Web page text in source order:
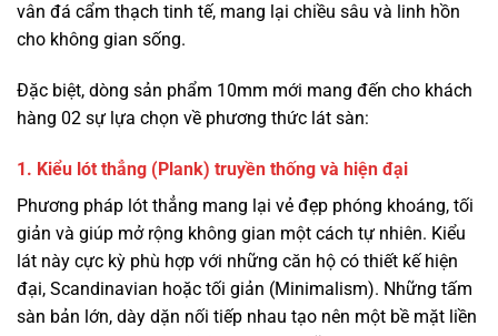
vân đá cẩm thạch tinh tế, mang lại chiều sâu và linh hồn
cho không gian sống.
Đặc biệt, dòng sản phẩm 10mm mới mang đến cho khách
hàng 02 sự lựa chọn về phương thức lát sàn:
1. Kiểu lót thẳng (Plank) truyền thống và hiện đại
Phương pháp lót thẳng mang lại vẻ đẹp phóng khoáng, tối
giản và giúp mở rộng không gian một cách tự nhiên. Kiểu
lát này cực kỳ phù hợp với những căn hộ có thiết kế hiện
đại, Scandinavian hoặc tối giản (Minimalism). Những tấm
sàn bản lớn, dày dặn nối tiếp nhau tạo nên một bề mặt liền